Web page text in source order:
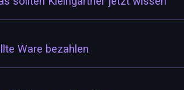
Ware bezahlen